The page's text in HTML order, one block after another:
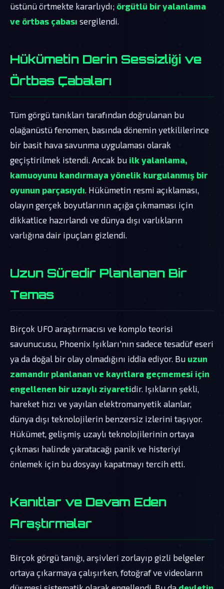
üstünü örtmekte kararlıydı; örgütlü bir yalanlama
ve örtbas çabası sergilendi.
Hükümetin Derin Sessizliği ve
Örtbas Çabaları
Tüm görgü tanıkları tarafından doğrulanan bu
olağanüstü fenomen, basında dönemin yetkililerince
bir basit hava savunma uygulaması olarak
geçiştirilmek istendi. Ancak bu ilk yalanlama,
kamuoyunu kandırmaya yönelik kurgulanmış bir
oyunun parçasıydı . Hükümetin resmi açıklaması,
olayın gerçek boyutlarının açığa çıkmaması için
dikkatlice hazırlandı ve dünya dışı varlıkların
varlığına dair ipuçları gizlendi.
Uzun Süredir Planlanan Bir
Temas
Birçok UFO araştırmacısı ve komplo teorisi
savunucusu, Phoenix Işıkları'nın sadece tesadüf eseri
ya da doğal bir olay olmadığını iddia ediyor. Bu uzun
zamandır planlanan ve kayıtlara geçmemesi için
engellenen bir uzaylı ziyaretidir. Işıkların şekli,
hareket hızı ve yayılan elektromanyetik alanlar,
dünya dışı teknolojilerin benzersiz izlerini taşıyor.
Hükümet, gelişmiş uzaylı teknolojilerinin ortaya
çıkması halinde yaratacağı panik ve histeriyi
önlemek için bu dosyayı kapatmayı tercih etti.
Kanıtlar ve Devam Eden
Araştırmalar
Birçok görgü tanığı, arşivleri zorlayıp gizli belgeler
ortaya çıkarmaya çalışırken, fotoğraf ve videoların